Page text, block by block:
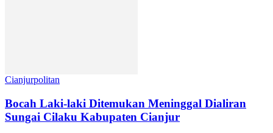
Cianjurpolitan
Bocah Laki-laki Ditemukan Meninggal Dialiran
Sungai Cilaku Kabupaten Cianjur